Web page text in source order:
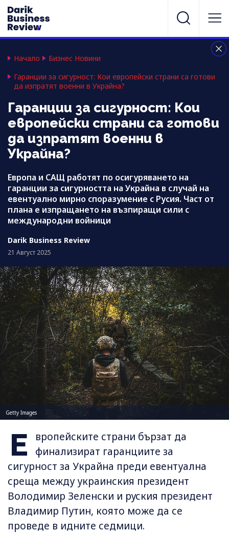
Начало
Бизнес Новини
Гаранции за сигурност: Кои европейски страни са готови
да изпратят военни в Украйна?
Гаранции за сигурност: Кои
европейски страни са готови
да изпратят военни в
Украйна?
Европа и САЩ работят по осигуряването на
гаранции за сигурността на Украйна в случай на
евентуално мирно споразумение с Русия. Част от
плана е изпращането на възпиращи сили с
международни войници
Darik Business Review
21 Август 2025
Getty Images
Е
вропейските страни бързат да
финализират гаранциите за
сигурност за Украйна преди евентуална
среща между украинския президент
Володимир Зеленски и руския президент
Владимир Путин, която може да се
проведе в идните седмици.